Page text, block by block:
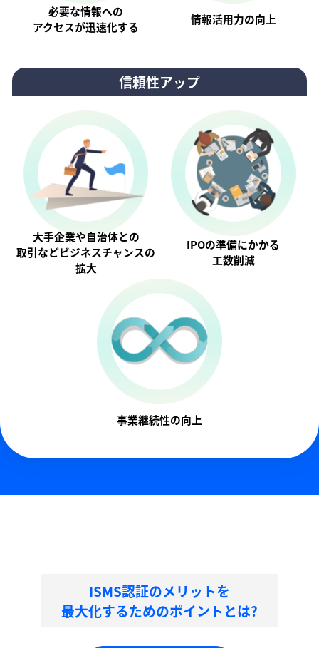
必要な情報への
アクセスが迅速化する
情報活⽤⼒の向上
信頼性アップ
大手企業や自治体との
取引などビジネスチャンスの
拡大
IPOの準備にかかる
工数削減
事業継続性の向上
ISMS認証のメリットを
最大化するためのポイントとは?